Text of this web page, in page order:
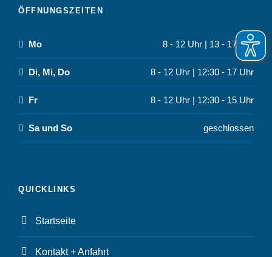
ÖFFNUNGSZEITEN
Mo 8 - 12 Uhr | 13 - 17 Uhr
Di, Mi, Do 8 - 12 Uhr | 12:30 - 17 Uhr
Fr 8 - 12 Uhr | 12:30 - 15 Uhr
Sa und So geschlossen
QUICKLINKS
Startseite
Kontakt + Anfahrt